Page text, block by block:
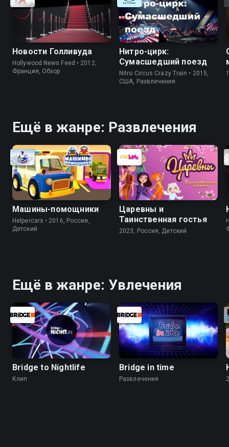
Новости Голливуда
Hollywood News Feed • 2012,
Франция, Обзор
Нитро-цирк:
Сумасшедший поезд
Nitro Circus Crazy Train • 2015,
США, Развлечения
Ещё в жанре: Развлечения
Машины-помощники
Helpercars • 2016, Россия,
Детский
Царевны и
Таинственная гостья
2023, Россия, Детский
Ещё в жанре: Увлечения
Bridge to Nightlife
Клип
Bridge in time
Развлечения